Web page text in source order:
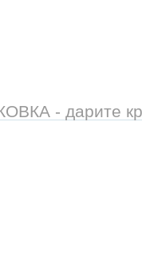
- дарите